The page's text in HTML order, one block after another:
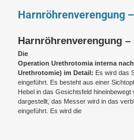
Harnröhrenverengung
Harnröhrenverengung
Die
Operation Urethrotomia interna
Urethrotomie) im Detail: Es wird das
eingeführt. Es besteht aus einer
Hebel in das Gesichtsfeld
dargestellt, das Messer wird in das
eingeführt. Es wird die